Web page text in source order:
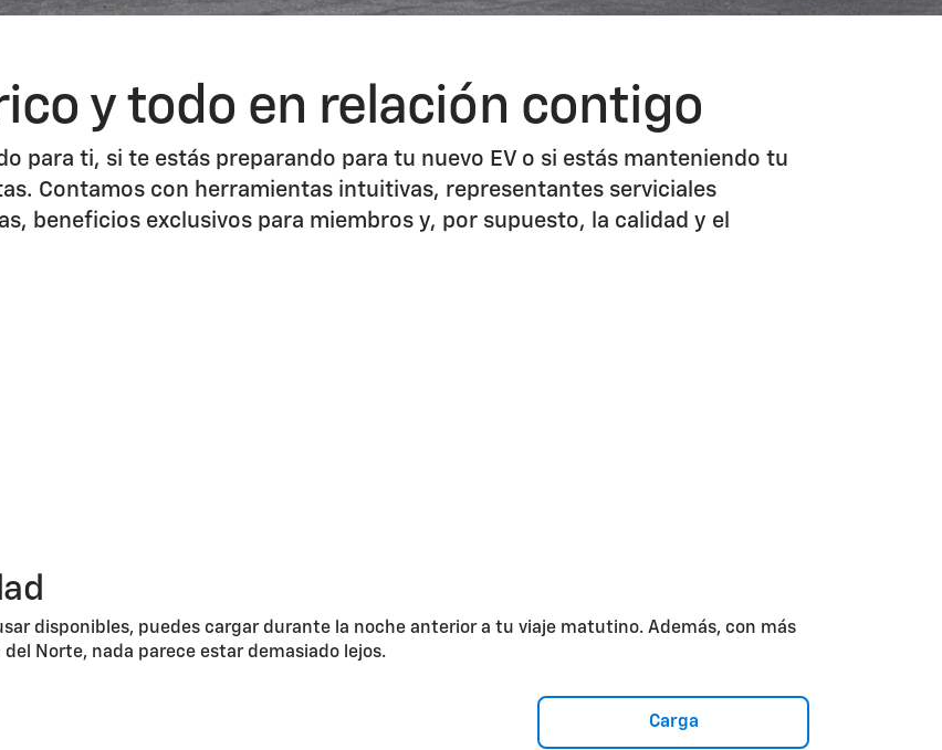
y todo en relación contigo
para ti, si te estás preparando para tu nuevo EV o si estás manteniendo tu
Contamos con herramientas intuitivas, representantes serviciales
beneficios exclusivos para miembros y, por supuesto, la calidad y el
disponibles, puedes cargar durante la noche anterior a tu viaje matutino. Además, con más
Norte, nada parece estar demasiado lejos.
Carga